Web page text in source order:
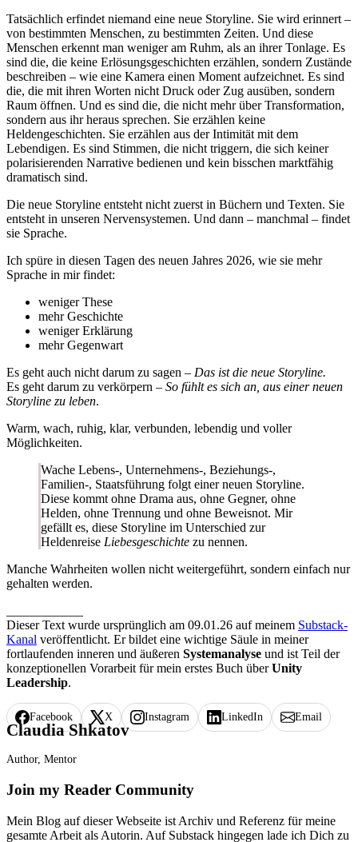
Tatsächlich erfindet niemand eine neue Storyline. Sie wird erinnert –
von bestimmten Menschen, zu bestimmten Zeiten. Und diese
Menschen erkennt man weniger am Ruhm, als an ihrer Tonlage. Es
sind die, die keine Erlösungsgeschichten erzählen, sondern Zustände
beschreiben – wie eine Kamera einen Moment aufzeichnet. Es sind
die, die mit ihren Worten nicht Druck oder Zug ausüben, sondern
Raum öffnen. Und es sind die, die nicht mehr über Transformation,
sondern aus ihr heraus sprechen. Sie erzählen keine
Heldengeschichten. Sie erzählen aus der Intimität mit dem
Lebendigen. Es sind Stimmen, die nicht triggern, die sich keiner
polarisierenden Narrative bedienen und kein bisschen marktfähig
dramatisch sind.
Die neue Storyline entsteht nicht zuerst in Büchern und Texten. Sie
entsteht in unseren Nervensystemen. Und dann – manchmal – findet
sie Sprache.
Ich spüre in diesen Tagen des neuen Jahres 2026, wie sie mehr
Sprache in mir findet:
weniger These
mehr Geschichte
weniger Erklärung
mehr Gegenwart
Es geht auch nicht darum zu sagen – Das ist die neue Storyline.
Es geht darum zu verkörpern – So fühlt es sich an, aus einer neuen
Storyline zu leben.
Warm, wach, ruhig, klar, verbunden, lebendig und voller
Möglichkeiten.
Wache Lebens-, Unternehmens-, Beziehungs-,
Familien-, Staatsführung folgt einer neuen Storyline.
Diese kommt ohne Drama aus, ohne Gegner, ohne
Helden, ohne Trennung und ohne Beweisnot. Mir
gefällt es, diese Storyline im Unterschied zur
Heldenreise Liebesgeschichte zu nennen.
Manche Wahrheiten wollen nicht weitergeführt, sondern einfach nur
gehalten werden.
Dieser Text wurde ursprünglich am 09.01.26 auf meinem Substack-
Kanal veröffentlicht. Er bildet eine wichtige Säule in meiner
fortlaufenden inneren und äußeren Systemanalyse und ist Teil der
konzeptionellen Vorarbeit für mein erstes Buch überUnity
Leadership.
Facebook X Instagram LinkedIn Email
Claudia Shkatov
Author, Mentor
Join my Reader Community
Mein Blog auf dieser Webseite ist Archiv und Referenz für meine
gesamte Arbeit als Autorin. Auf Substack hingegen lade ich Dich zu